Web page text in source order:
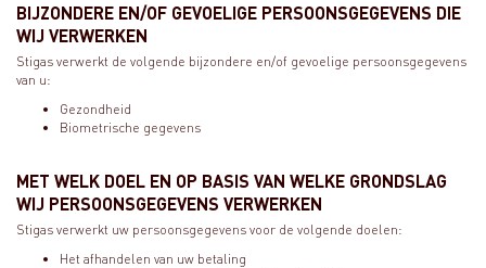
BIJZONDERE EN/OF GEVOELIGE PERSOONSGEGEVENS DIE
WIJ VERWERKEN
Stigas verwerkt de volgende bijzondere en/of gevoelige persoonsgegevens
van u:
Gezondheid
Biometrische gegevens
MET WELK DOEL EN OP BASIS VAN WELKE GRONDSLAG
WIJ PERSOONSGEGEVENS VERWERKEN
Stigas verwerkt uw persoonsgegevens voor de volgende doelen:
Het afhandelen van uw betaling